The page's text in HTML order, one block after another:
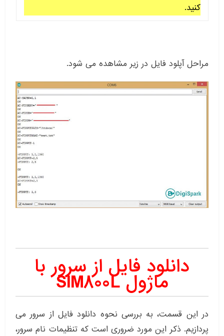
کنید.
مراحل آپلود فایل در زیر مشاهده می شود.
دانلود فایل از سرور با
ماژول SIM800L
در این قسمت، به بررسی نحوه دانلود فایل از سرور می
پردازیم. ذکر این مورد ضروری است که تنظیمات نام سرور،